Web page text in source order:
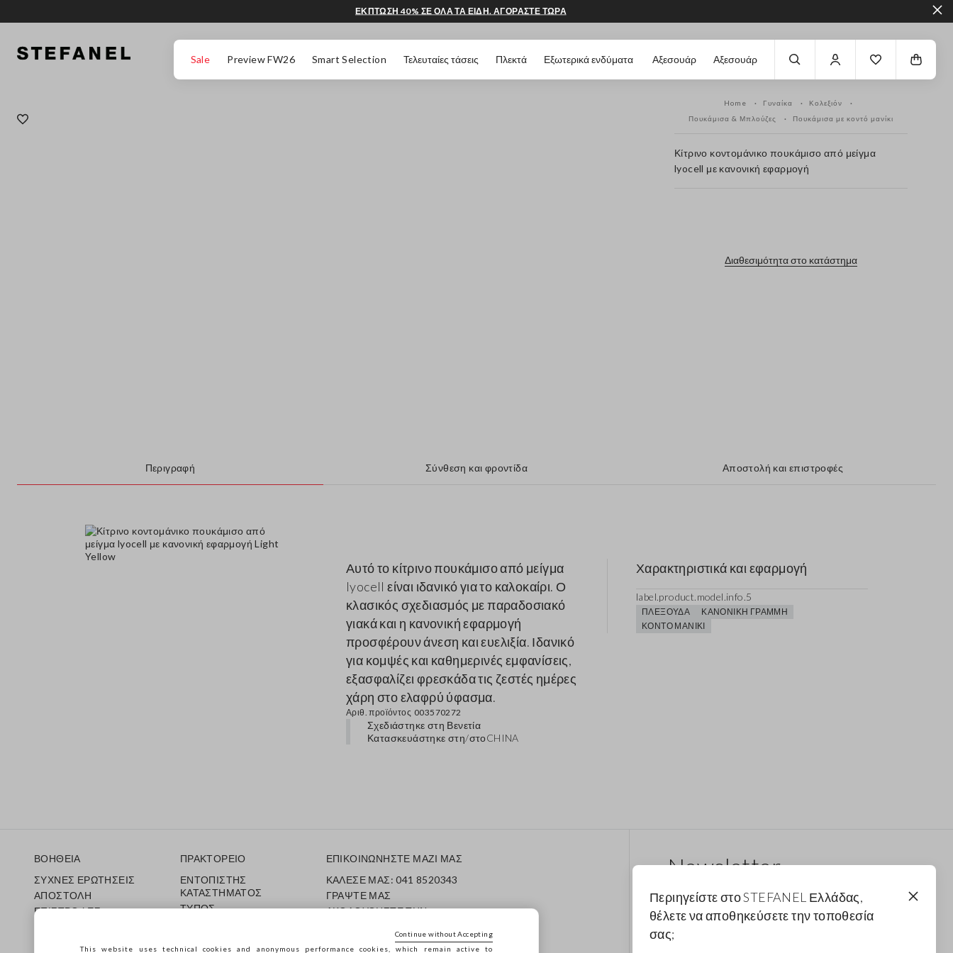
Sale Preview FW26 Smart Selection Τελευταίες τάσεις Πλεκτά Εξωτερικά ενδύματα Αξεσουάρ Αξεσουάρ
ΕΚΠΤΩΣΗ 40% ΣΕ ΟΛΑ ΤΑ ΕΙΔΗ. ΑΓΟΡΑΣΤΕ ΤΩΡΑ
Home Γυναίκα
Κολεξιόν
Πουκάμισα & Μπλούζες
Πουκάμισα με κοντό μανίκι
Κίτρινο κοντομάνικο πουκάμισο από μείγμα
lyocell με κανονική εφαρμογή
Διαθεσιμότητα στο κατάστημα
Περιγραφή Σύνθεση και φροντίδα Αποστολή και επιστροφές
Αυτό το κίτρινο πουκάμισο από μείγμα
lyocell είναι ιδανικό για το καλοκαίρι. Ο
κλασικός σχεδιασμός με παραδοσιακό
γιακά και η κανονική εφαρμογή
προσφέρουν άνεση και ευελιξία. Ιδανικό
για κομψές και καθημερινές εμφανίσεις,
εξασφαλίζει φρεσκάδα τις ζεστές ημέρες
χάρη στο ελαφρύ ύφασμα.
Αριθ. προϊόντος 003570272
Σχεδιάστηκε στη Βενετία
Κατασκευάστηκε στη/στοCHINA
Χαρακτηριστικά και εφαρμογή
label.product.model.info.5
ΠΛΕΞΟΎΔΑ
ΚΑΝΟΝΙΚΉ ΓΡΑΜΜΉ
ΚΟΝΤΌ ΜΑΝΊΚΙ
ΒΟΗΘΕΙΑ
ΣΥΧΝΕΣ ΕΡΩΤΗΣΕΙΣ
ΑΠΟΣΤΟΛΗ
ΕΠΙΣΤΡΟΦΕΣ
ΠΡΑΚΤΟΡΕΙΟ
ΕΝΤΟΠΙΣΤΗΣ
ΚΑΤΑΣΤΗΜΑΤΟΣ
ΤΥΠΟΣ
ΕΠΙΚΟΙΝΩΝΗΣΤΕ ΜΑΖΙ ΜΑΣ
ΚΑΛΕΣΕ ΜΑΣ: 041 8520343
ΓΡΑΨΤΕ ΜΑΣ
ΑΚΟΛΟΥΘΗΣΤΕ ΤΗΝ
Newsletter
Λάβε ενημερώσεις για νέα drops, συλλογές και
προωθητικές ενέργειες. Για εσένα έκπτωση 10%.
Περιηγείστε στο STEFANEL Ελλάδας,
θέλετε να αποθηκεύσετε την τοποθεσία
σας;
This website uses technical cookies and anonymous performance cookies, which remain active to
Continue without Accepting